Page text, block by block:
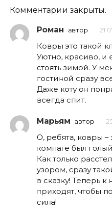
Комментарии закрыты.
Роман автор
Ковры это такой
Уютно, красиво, и
стоять зимой. У
гостиной сразу
Даже коту он
всегда спит.
Марьям автор
О, ребята, ковры –
комнате был
Как только
узором, сразу
в сказку! Теперь
приходят, чтобы
сила!